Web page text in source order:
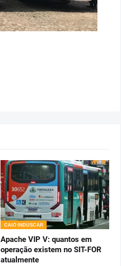
CAIO INDUSCAR
Apache VIP V: quantos em
operação existem no SIT-FOR
atualmente